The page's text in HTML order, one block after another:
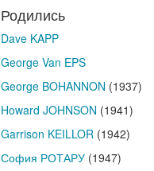
Родились
Dave KAPP
George Van EPS
George BOHANNON (1937)
Howard JOHNSON (1941)
Garrison KEILLOR(1942)
София РОТАРУ(1947)